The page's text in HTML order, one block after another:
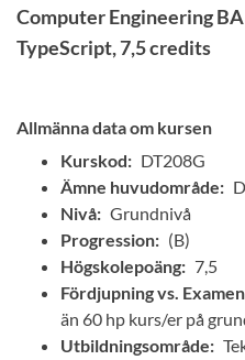
Computer Engineering
TypeScript, 7,5 credits
Allmänna data om kursen
Kurskod: DT208G
Ämne huvudområde:
Nivå: Grundnivå
Progression: (B)
Högskolepoäng: 7,5
Fördjupning vs.
än 60 hp kurs/er på
Utbildningsområde: